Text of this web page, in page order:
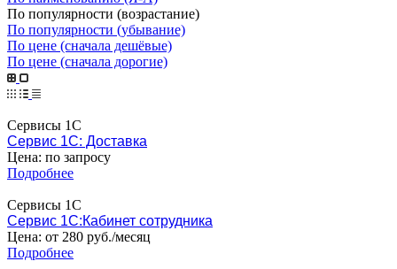
По популярности (возрастание)
По популярности (убывание)
По цене (сначала дешёвые)
По цене (сначала дорогие)
Сервисы 1С
Сервис 1С: Доставка
Цена: по запросу
Подробнее
Сервисы 1С
Сервис 1С:Кабинет сотрудника
Цена: от 280 руб./месяц
Подробнее